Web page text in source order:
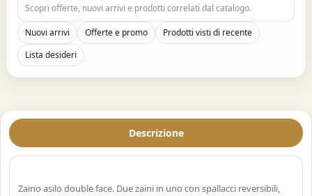
Scopri offerte, nuovi arrivi e prodotti correlati dal catalogo.
Nuovi arrivi Offerte e promo
Prodotti visti di recente
Lista desideri
Descrizione
Zaino asilo double face. Due zaini in uno con spallacci reversibili,